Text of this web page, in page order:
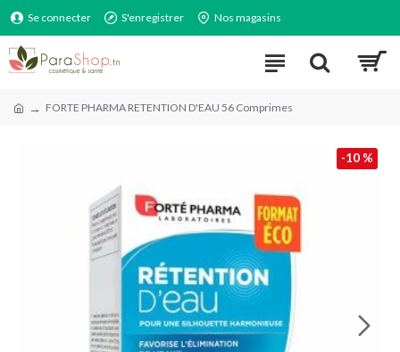
Se connecter S'enregistrer Nos magasins
FORTE PHARMA RETENTION D'EAU 56 Comprimes
-10 %